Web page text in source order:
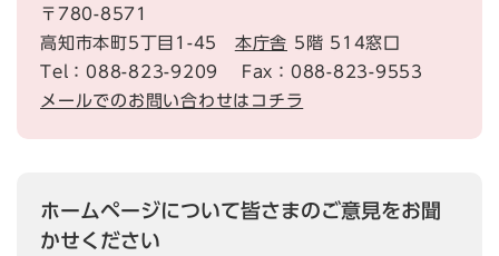
〒780-8571
高知市本町5丁目1-45 本庁舎 5階 514窓口
Tel：088-823-9209
Fax：088-823-9553
メールでのお問い合わせはコチラ
ホームページについて皆さまのご意見をお聞
かせください